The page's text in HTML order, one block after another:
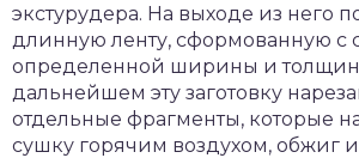
экстурудера. На выходе из него
длинную ленту, сформованную с
определенной ширины и
дальнейшем эту заготовку
отдельные фрагменты, которые
сушку горячим воздухом, обжиг и